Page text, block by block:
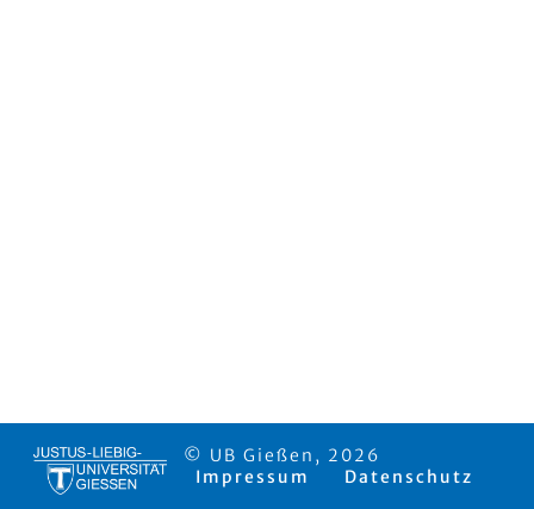
© UB Gießen, 2026
Impressum
Datenschutz